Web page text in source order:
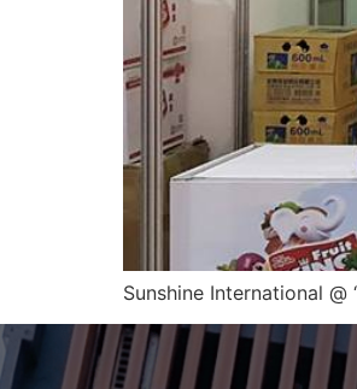
Sunshine International @